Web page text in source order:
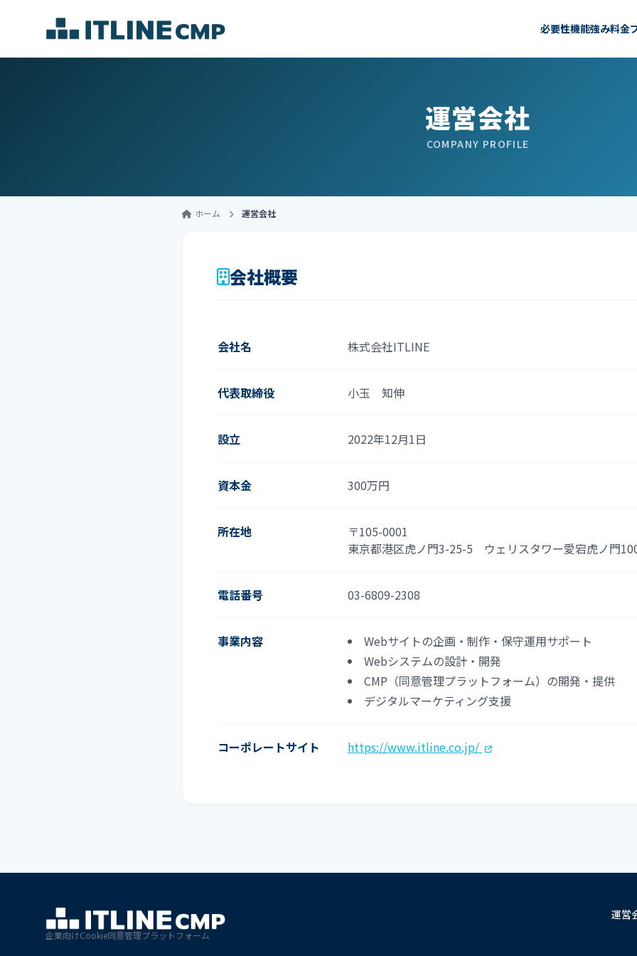
必要性機能強み料金
運営会社
COMPANY PROFILE
ホーム 運営会社
会社概要
会社名 株式会社ITLINE
代表取締役 小玉 知伸
設立 2022年12月1日
資本金 300万円
所在地
〒105-0001
東京都港区虎ノ門3-25-5 ウェリスタワー愛宕虎ノ門
電話番号 03-6809-2308
事業内容
Webサイトの企画・制作・保守運用サポート
Webシステムの設計・開発
CMP（同意管理プラットフォーム）の開発・提供
デジタルマーケティング支援
コーポレートサイト https://www.itline.co.jp/
企業向けCookie同意管理プラットフォーム
運営